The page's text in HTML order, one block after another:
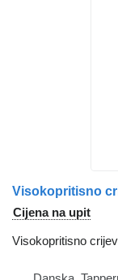
Visokopritisno
Cijena na upit
Visokopritisno